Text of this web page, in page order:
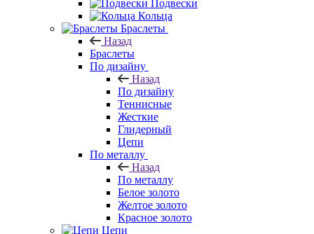
Подвески
Кольца
Браслеты
Назад
Браслеты
По дизайну
Назад
По дизайну
Теннисные
Жесткие
Глидерный
Цепи
По металлу
Назад
По металлу
Белое золото
Желтое золото
Красное золото
Цепи